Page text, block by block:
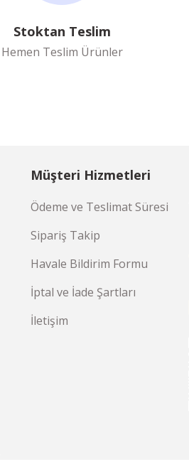
Stoktan Teslim
Hemen Teslim Ürünler
Müşteri Hizmetleri
Ödeme ve Teslimat Süresi
Sipariş Takip
Havale Bildirim Formu
İptal ve İade Şartları
İletişim